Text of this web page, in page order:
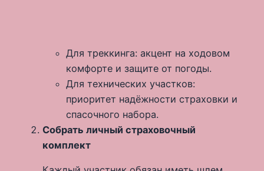
Для треккинга: акцент на ходовом
комфорте и защите от погоды.
Для технических участков:
приоритет надёжности страховки и
спасочного набора.
Собрать личный страховочный
комплект